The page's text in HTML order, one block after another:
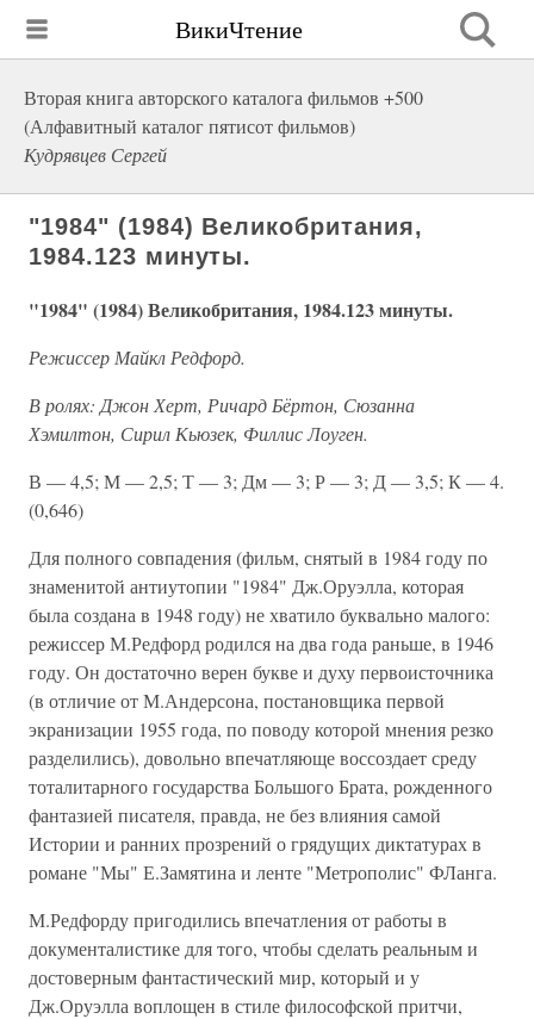
ВикиЧтение
Вторая книга авторского каталога фильмов +500
(Алфавитный каталог пятисот фильмов)
Кудрявцев Сергей
"1984" (1984) Великобритания,
1984.123 минуты.
"1984" (1984) Великобритания, 1984.123 минуты.
Режиссер Майкл Редфорд.
В ролях: Джон Херт, Ричард Бёртон, Сюзанна
Хэмилтон, Сирил Кьюзек, Филлис Лоуген.
В — 4,5; М — 2,5; Т — 3; Дм — 3; Р — 3; Д — 3,5; К — 4.
(0,646)
Для полного совпадения (фильм, снятый в 1984 году по
знаменитой антиутопии "1984" Дж.Оруэлла, которая
была создана в 1948 году) не хватило буквально малого:
режиссер М.Редфорд родился на два года раньше, в 1946
году. Он достаточно верен букве и духу первоисточника
(в отличие от М.Андерсона, постановщика первой
экранизации 1955 года, по поводу которой мнения резко
разделились), довольно впечатляюще воссоздает среду
тоталитарного государства Большого Брата, рожденного
фантазией писателя, правда, не без влияния самой
Истории и ранних прозрений о грядущих диктатурах в
романе "Мы" Е.Замятина и ленте "Метрополис" ФЛанга.
М.Редфорду пригодились впечатления от работы в
документалистике для того, чтобы сделать реальным и
достоверным фантастический мир, который и у
Дж.Оруэлла воплощен в стиле философской притчи,